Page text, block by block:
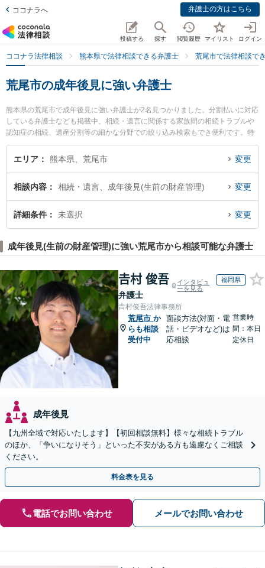
ココナラへ 弁護士の方はこちら
投稿する 探す 閲覧履歴 マイリスト ログイン
ココナラ法律相談 熊本県で法律相談できる弁護士 荒尾市で法律相談で
荒尾市の成年後見に強い弁護士
熊本県の荒尾市で成年後見に強い弁護士が2名見つかりました。分割払いに対応
している弁護士なども掲載中。相続・遺言に関係する家族間の相続トラブルや
認知症の相続、遺産分割等の細かな分野での絞り込み検索もでき便利です。特
に弁護士法人ひのくに 荒尾事務所の笠 賢太朗弁護士や弁護士法人ひのくに 荒
尾事務所の松岡 智之弁護士のプロフィール情報や弁護士費用、強みなどが注目
を検索したい』『初回相談無料で成年後見を法律相談できる荒尾市内の弁護士
に相談予約したい』などでお困りの相談者さんにおすすめです。
エリア 熊本県、荒尾市 変更
相談内容 相続・遺言、成年後見(生前の財産管理) 変更
詳細条件 未選択 変更
成年後見(生前の財産管理)に強い荒尾市から相談可能な弁護士
𠮷村 俊吾
弁護士
インタビュ
ーを見る
福岡県
𠮷村俊吾法律事務所
荒尾市 か
らも相談
受付中
面談方法(対面・電
話・ビデオなど)は
応相談
営業時
間：本日
定休日
成年後見
【九州全域で対応いたします】【初回相談無料】様々な相続トラブル
のほか、「争いになりそう」といった不安がある方も遠慮なくご相談
ください。
料金表を見る
電話でお問い合わせ メールでお問い合わせ